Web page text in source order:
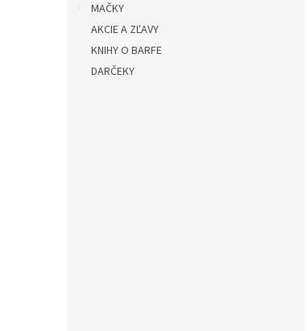
MAČKY
AKCIE A ZĽAVY
KNIHY O BARFE
DARČEKY